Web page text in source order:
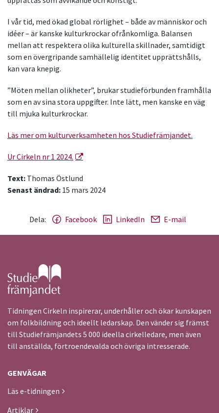
I vår tid, med ökad global rörlighet – både av människor och
idéer – är kanske kulturkrockar ofrånkomliga. Balansen
mellan att respektera olika kulturella skillnader, samtidigt
som en övergripande samhällelig identitet upprättshålls,
kan vara knepig.
”Möten mellan olikheter”, brukar studieförbunden framhålla
som en av sina stora uppgifter. Inte lätt, men kanske en väg
till mjuka kulturkrockar.
Läs mer om kulturverksamheten hos Studiefrämjandet.
Ur Cirkeln nr 1 2024.
Text: Thomas Östlund
Senast ändrad: 15 mars 2024
Dela: Facebook LinkedIn E-mail
Gå till studiefrämjandets startsida
Tidningen Cirkeln inspirerar, underhåller och ökar kunskapen
om folkbildning och ideellt ledarskap. Den vänder sig främst
till Studiefrämjandets 5 000 ideella cirkelledare, men även
till anställda, förtroendevalda och övriga intresserade.
GENVÄGAR
Läs e-tidningen
Artiklar